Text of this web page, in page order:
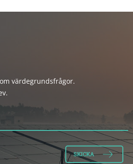
värdegrundsfrågor.